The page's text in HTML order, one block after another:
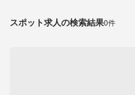
スポット求人の検索結果0件